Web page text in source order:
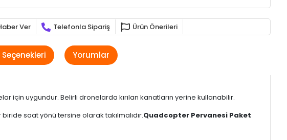
Ver Telefonla Sipariş Ürün Önerileri
Yorumlar
için uygundur. Belirli dronelarda kırılan kanatların yerine kullanabilir.
saat yönü tersine olarak takılmalıdır.Quadcopter Pervanesi Paket